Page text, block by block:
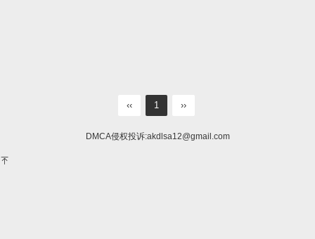
‹‹ 1 ››
DMCA侵权投诉:akdlsa12@gmail.com